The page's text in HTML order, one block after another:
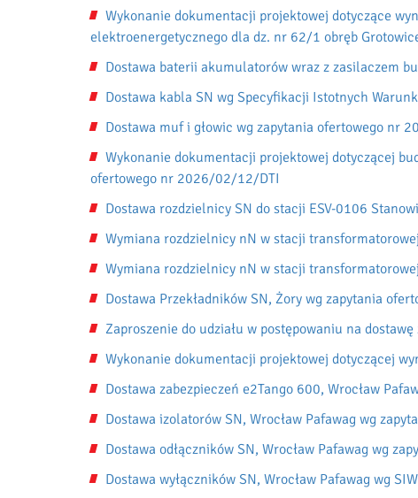
Wykonanie dokumentacji projektowej dotyczące
elektroenergetycznego dla dz. nr 62/1 obręb
Dostawa baterii akumulatorów wraz z zasilaczem
Dostawa kabla SN wg Specyfikacji Istotnych
Dostawa muf i głowic wg zapytania ofertowego nr
Wykonanie dokumentacji projektowej dotyczącej
ofertowego nr 2026/02/12/DTI
Dostawa rozdzielnicy SN do stacji ESV-0106
Wymiana rozdzielnicy nN w stacji
Wymiana rozdzielnicy nN w stacji
Dostawa Przekładników SN, Żory wg zapytania
Zaproszenie do udziału w postępowaniu na
Wykonanie dokumentacji projektowej dotyczącej
Dostawa zabezpieczeń e2Tango 600, Wrocław
Dostawa izolatorów SN, Wrocław Pafawag wg
Dostawa odłączników SN, Wrocław Pafawag wg
Dostawa wyłączników SN, Wrocław Pafawag wg